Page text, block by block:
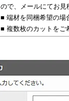
ので、メールにてお見
■ 端材を同梱希望の場
■ 複数枚のカットをご